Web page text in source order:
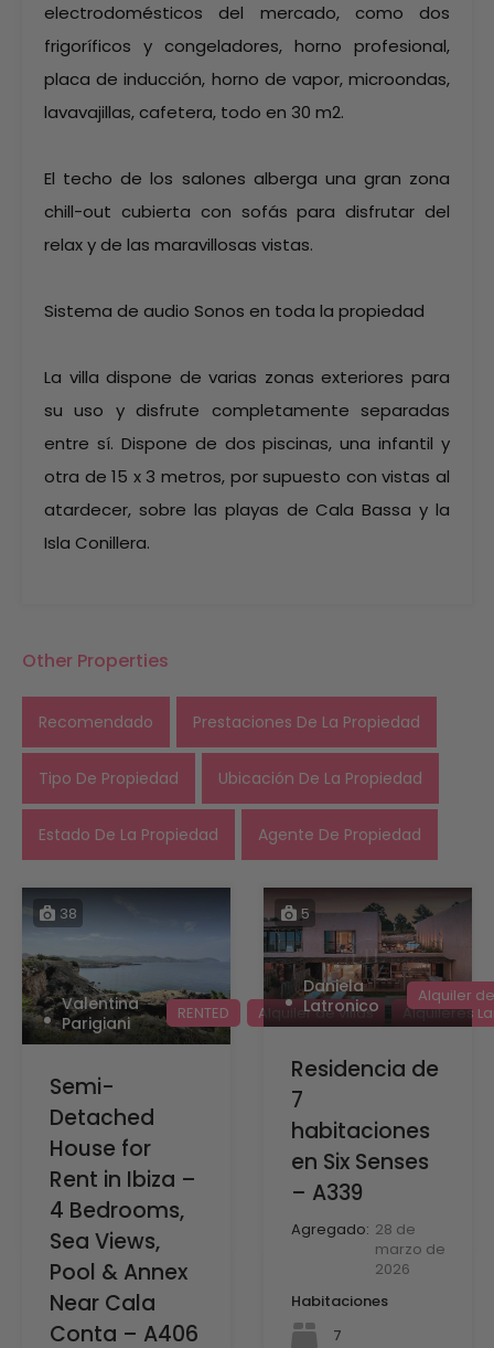
electrodomésticos del mercado, como dos
frigoríficos y congeladores, horno profesional,
placa de inducción, horno de vapor, microondas,
lavavajillas, cafetera, todo en 30 m2.
El techo de los salones alberga una gran zona
chill-out cubierta con sofás para disfrutar del
relax y de las maravillosas vistas.
Sistema de audio Sonos en toda la propiedad
La villa dispone de varias zonas exteriores para
su uso y disfrute completamente separadas
entre sí. Dispone de dos piscinas, una infantil y
otra de 15 x 3 metros, por supuesto con vistas al
atardecer, sobre las playas de Cala Bassa y la
Isla Conillera.
Other Properties
Recomendado Prestaciones De La Propiedad
Tipo De Propiedad Ubicación De La Propiedad
Estado De La Propiedad Agente De Propiedad
38
Valentina
Parigiani
RENTED Alquiler de villas Alquileres
Semi-
Detached
House for
Rent in Ibiza –
4 Bedrooms,
Sea Views,
Pool & Annex
Near Cala
Conta – A406
5
Daniela
Latronico
Alquiler
Residencia de
7
habitaciones
en Six Senses
– A339
Agregado: 28 de
marzo de
2026
Habitaciones
7